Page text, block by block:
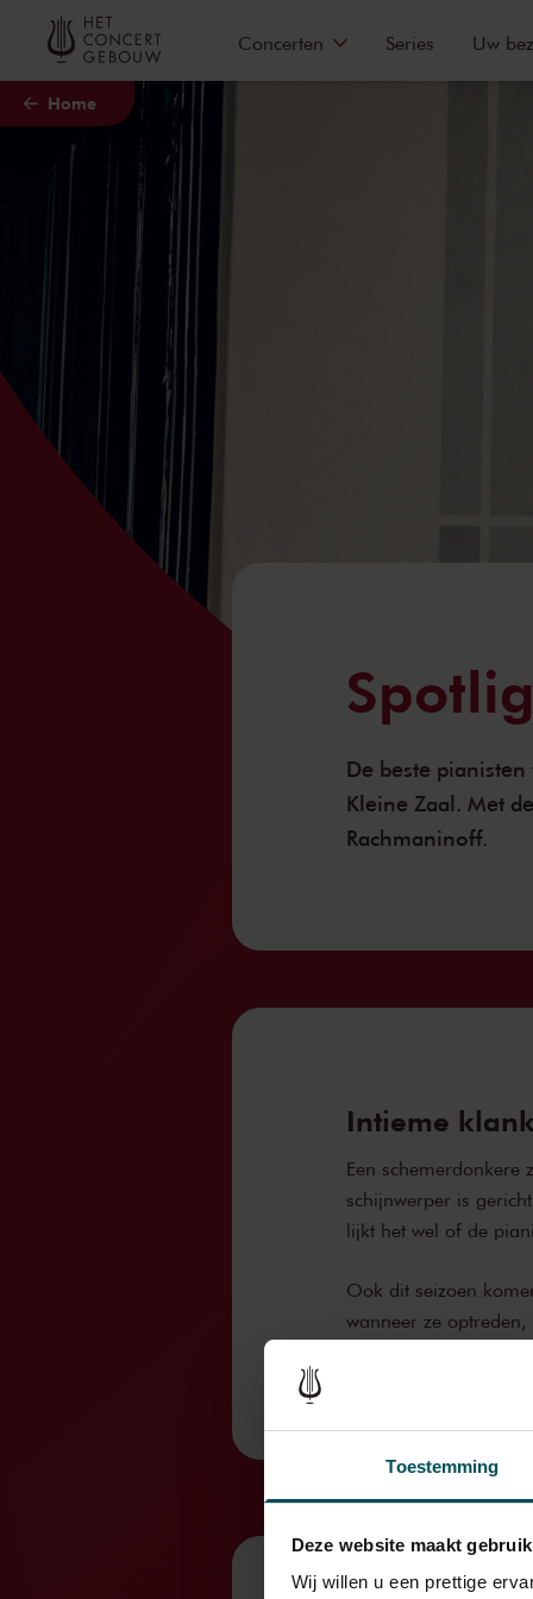
Toestemming
Deze website maakt
Wij willen u een prettige
Naar hoofdcontent
Home
Concerten Series Uw
De beste
Kleine Zaal. Met
Rachmaninoff.
Intieme
Een
schijnwerper is
lijkt het wel of de
Ook dit seizoen
wanneer ze